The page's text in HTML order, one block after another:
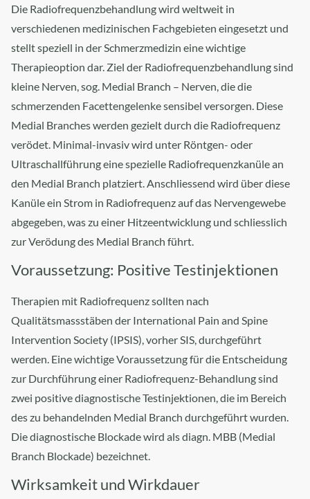
Die Radiofrequenzbehandlung wird weltweit in
verschiedenen medizinischen Fachgebieten eingesetzt und
stellt speziell in der Schmerzmedizin eine wichtige
Therapieoption dar. Ziel der Radiofrequenzbehandlung sind
kleine Nerven, sog. Medial Branch – Nerven, die die
schmerzenden Facettengelenke sensibel versorgen. Diese
Medial Branches werden gezielt durch die Radiofrequenz
verödet. Minimal-invasiv wird unter Röntgen- oder
Ultraschallführung eine spezielle Radiofrequenzkanüle an
den Medial Branch platziert. Anschliessend wird über diese
Kanüle ein Strom in Radiofrequenz auf das Nervengewebe
abgegeben, was zu einer Hitzeentwicklung und schliesslich
zur Verödung des Medial Branch führt.
Voraussetzung: Positive Testinjektionen​
Therapien mit Radiofrequenz sollten nach
Qualitätsmassstäben der International Pain and Spine
Intervention Society (IPSIS), vorher SIS, durchgeführt
werden. Eine wichtige Voraussetzung für die Entscheidung
zur Durchführung einer Radiofrequenz-Behandlung sind
zwei positive diagnostische Testinjektionen, die im Bereich
des zu behandelnden Medial Branch durchgeführt wurden.
Die diagnostische Blockade wird als diagn. MBB (Medial
Branch Blockade) bezeichnet.
Wirksamkeit und Wirkdauer ​